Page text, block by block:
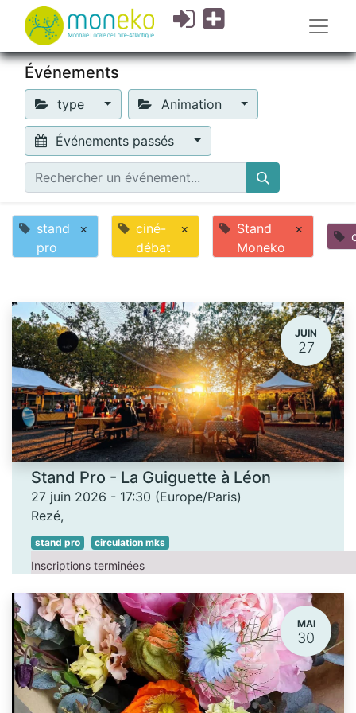
Événements
type Animation
Événements passés
stand
pro
×
ciné-
débat
×
Stand
Moneko
×
JUIN
27
Stand Pro - La Guiguette à Léon
27 juin 2026 - 17:30 (Europe/Paris)
Rezé,
stand pro circulation mks
Inscriptions terminées
MAI
30